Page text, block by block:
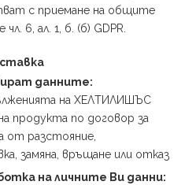
с приемане на общите
6, ал. 1, б. (б) GDPR.
данните:
на ХЕЛТИЛИШЪС
продукта по договор за
от разстояние,
замяна, връщане или отказ
на личните Ви данни: